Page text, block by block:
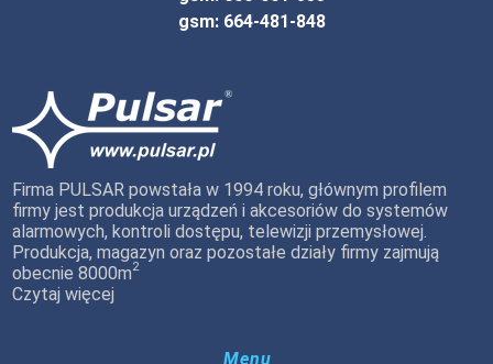
gsm: 664-481-848
Firma PULSAR powstała w 1994 roku, głównym profilem
firmy jest produkcja urządzeń i akcesoriów do systemów
alarmowych, kontroli dostępu, telewizji przemysłowej.
Produkcja, magazyn oraz pozostałe działy firmy zajmują
obecnie 8000m2
Czytaj więcej
Menu